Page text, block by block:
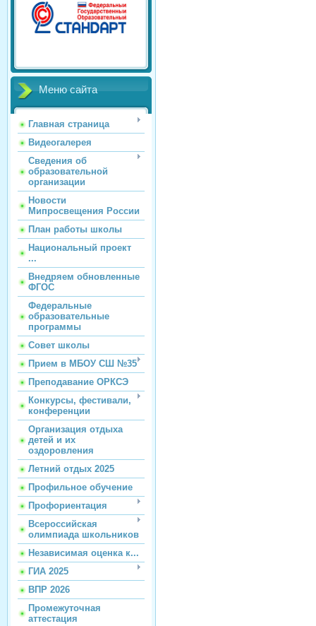
Меню сайта
Главная страница
Видеогалерея
Сведения об
образовательной
организации
Новости
Мипросвещения России
План работы школы
Национальный проект
...
Внедряем обновленные
ФГОС
Федеральные
образовательные
программы
Совет школы
Прием в МБОУ СШ №35
Преподавание ОРКСЭ
Конкурсы, фестивали,
конференции
Организация отдыха
детей и их
оздоровления
Летний отдых 2025
Профильное обучение
Профориентация
Всероссийская
олимпиада школьников
Независимая оценка к...
ГИА 2025
ВПР 2026
Промежуточная
аттестация